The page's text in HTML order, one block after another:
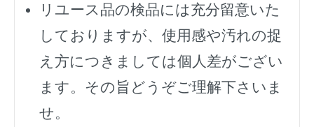
リユース品の検品には充分留意いた
しておりますが、使用感や汚れの捉
え方につきましては個人差がござい
ます。その旨どうぞご理解下さいま
せ。